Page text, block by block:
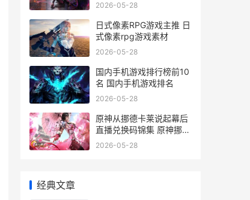
2026-05-28
日式像素RPG游戏主推 日
式像素rpg游戏素材
2026-05-28
国内手机游戏排行榜前10
名 国内手机游戏排名
2026-05-28
原神从挪德卡莱说起幕后
直播兑换码锦集 原神挪德
卡莱原型
2026-05-28
经典文章